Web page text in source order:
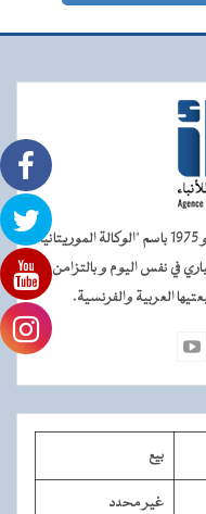
أنشئت الوكالة الموريتانية للأنباء في فاتح يوليو 1975 باسم "الوكالة الموريتانية
في نفس اليوم و بالتزامن مع
العربية والفرنسية.
بيع
غير محدد